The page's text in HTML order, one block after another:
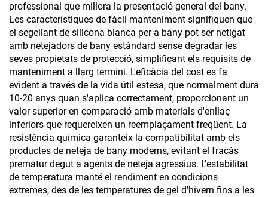
professional que millora la presentació general del bany.
Les característiques de fàcil manteniment signifiquen que
el segellant de silicona blanca per a bany pot ser netigat
amb netejadors de bany estàndard sense degradar les
seves propietats de protecció, simplificant els requisits de
manteniment a llarg termini. L'eficàcia del cost es fa
evident a través de la vida útil estesa, que normalment dura
10-20 anys quan s'aplica correctament, proporcionant un
valor superior en comparació amb materials d'enllaç
inferiors que requereixen un reemplaçament freqüent. La
resistència química garanteix la compatibilitat amb els
productes de neteja de bany moderns, evitant el fracàs
prematur degut a agents de neteja agressius. L'estabilitat
de temperatura manté el rendiment en condicions
extremes, des de les temperatures de gel d'hivern fins a les